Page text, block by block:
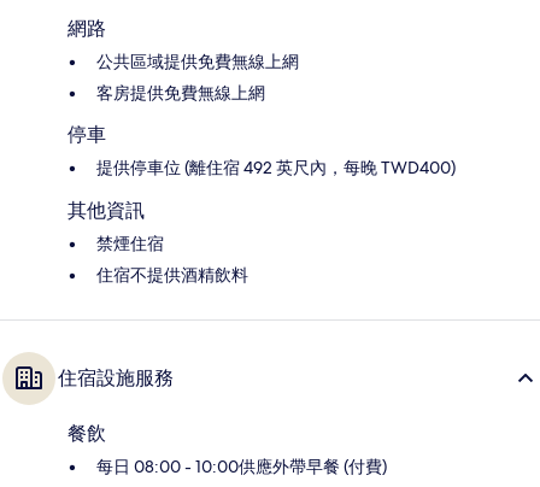
網路
公共區域提供免費無線上網
客房提供免費無線上網
停車
提供停車位 (離住宿 492 英尺內，每晚 TWD400)
其他資訊
禁煙住宿
住宿不提供酒精飲料
住宿設施服務
餐飲
每日 08:00 - 10:00供應外帶早餐 (付費)